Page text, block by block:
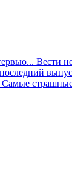
Вести
Самые